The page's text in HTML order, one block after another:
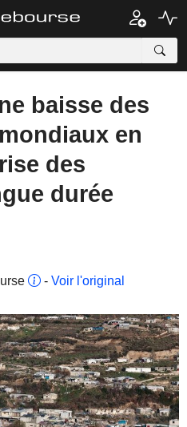
baisse des
en
des
durée
- Voir l'original